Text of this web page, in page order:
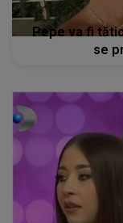
Pepe va fi
se